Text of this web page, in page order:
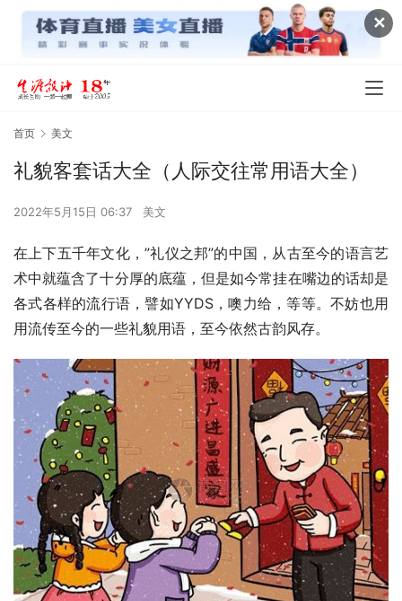
✕
首页 美文
礼貌客套话大全（人际交往常用语大全）
2022年5月15日 06:37 美文
在上下五千年文化，”礼仪之邦”的中国，从古至今的语言艺
术中就蕴含了十分厚的底蕴，但是如今常挂在嘴边的话却是
各式各样的流行语，譬如YYDS，噢力给，等等。不妨也用
用流传至今的一些礼貌用语，至今依然古韵风存。